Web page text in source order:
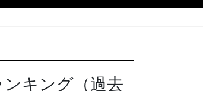
ンキング（過去